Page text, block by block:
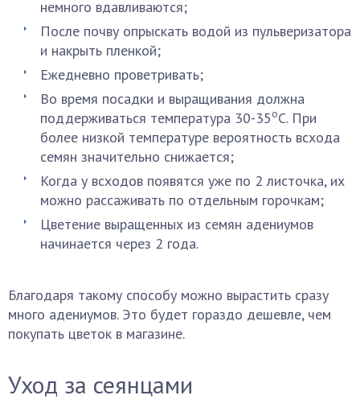
немного вдавливаются;
После почву опрыскать водой из пульверизатора
и накрыть пленкой;
Ежедневно проветривать;
Во время посадки и выращивания должна
поддерживаться температура 30-35оС. При
более низкой температуре вероятность всхода
семян значительно снижается;
Когда у всходов появятся уже по 2 листочка, их
можно рассаживать по отдельным горочкам;
Цветение выращенных из семян адениумов
начинается через 2 года.
Благодаря такому способу можно вырастить сразу
много адениумов. Это будет гораздо дешевле, чем
покупать цветок в магазине.
Уход за сеянцами